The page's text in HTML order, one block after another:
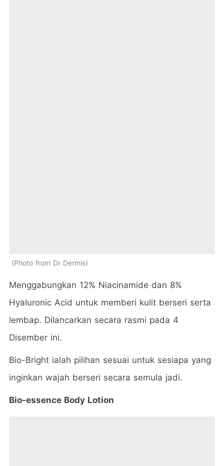
Photo from Dr Dermis
Menggabungkan 12% Niacinamide dan 8%
Hyaluronic Acid untuk memberi kulit berseri serta
lembap. Dilancarkan secara rasmi pada 4
Disember ini.
Bio-Bright ialah pilihan sesuai untuk sesiapa yang
inginkan wajah berseri secara semula jadi.
Bio-essence Body Lotion